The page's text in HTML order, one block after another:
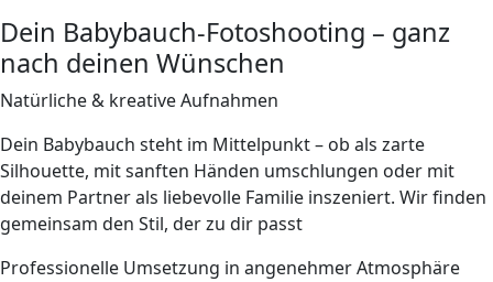
Dein Babybauch-Fotoshooting – ganz
nach deinen Wünschen
Natürliche & kreative Aufnahmen
Dein Babybauch steht im Mittelpunkt – ob als zarte
Silhouette, mit sanften Händen umschlungen oder mit
deinem Partner als liebevolle Familie inszeniert. Wir finden
gemeinsam den Stil, der zu dir passt
Professionelle Umsetzung in angenehmer Atmosphäre